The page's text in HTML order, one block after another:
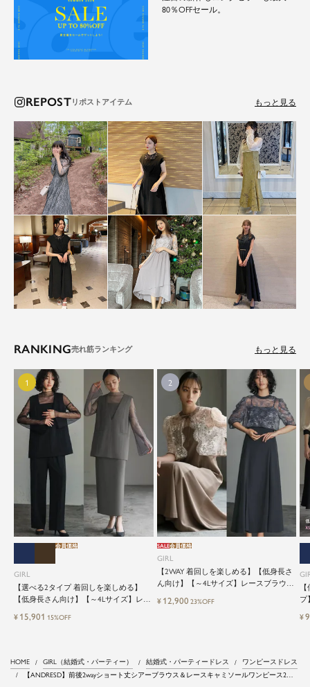
80％OFFセール。
REPOST もっと見る
RANKING もっと見る
GIRL
【選べる2タイプ 着回しを楽しめる】
【低身長さん向け】【～4Lサイズ】レイ
カートorワイドパンツセットアップロン
会員価格
¥ 15,901 15%OFF
GIRL
【2WAY 着回しを楽しめる】【低身長さ
ん向け】【～4Lサイズ】レースブラウス
ング結婚式ワンピース
SALE会員価格
¥ 12,900 23%OFF
プ
¥
HOME GIRL（結婚式・パーティー） 結婚式・パーティードレス
ワンピースドレス
【ANDRESD】前後2wayショート丈シアーブラウス＆レースキャミソールワンピース2点